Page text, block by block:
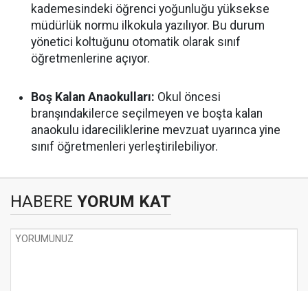
kademesindeki öğrenci yoğunluğu yüksekse
müdürlük normu ilkokula yazılıyor. Bu durum
yönetici koltuğunu otomatik olarak sınıf
öğretmenlerine açıyor.
Boş Kalan Anaokulları: Okul öncesi
branşındakilerce seçilmeyen ve boşta kalan
anaokulu idareciliklerine mevzuat uyarınca yine
sınıf öğretmenleri yerleştirilebiliyor.
HABERE YORUM KAT